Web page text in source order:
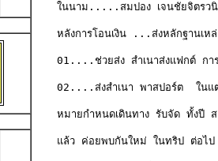
ในนาม.....สมปอง เจนชัยจิตรว
หลังการโอนเงิน ...ส่งหลักฐานเ
01....ช่วยส่ง สำเนาส่งแฟกต์ กา
02....ส่งสำเนา พาสปอร์ต  ในแ
หมายกำหนดเดินทาง รับจัด ทั้งปี สา
แล้ว ค่อยพบกันใหม่ ในทริป ต่อไ